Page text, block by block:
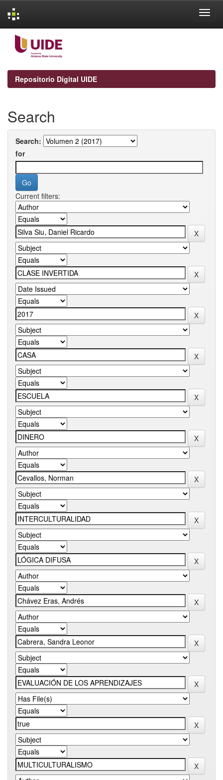
navigation
Repositorio Digital UIDE
Search
Search:
for
Current filters: